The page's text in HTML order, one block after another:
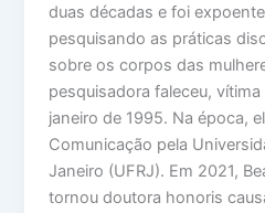
duas décadas e foi
pesquisando as práticas
sobre os corpos das
pesquisadora faleceu,
janeiro de 1995. Na época,
Comunicação pela
Janeiro (UFRJ). Em 2021,
tornou doutora honoris